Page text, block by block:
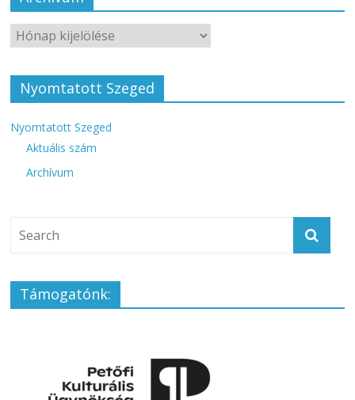
Nyomtatott Szeged
Nyomtatott Szeged
Aktuális szám
Archívum
Támogatónk: